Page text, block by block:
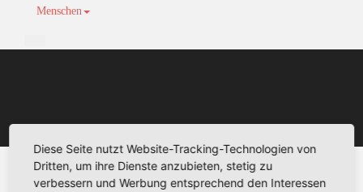
Menschen
Diese Seite nutzt Website-Tracking-Technologien von
Dritten, um ihre Dienste anzubieten, stetig zu
verbessern und Werbung entsprechend den Interessen